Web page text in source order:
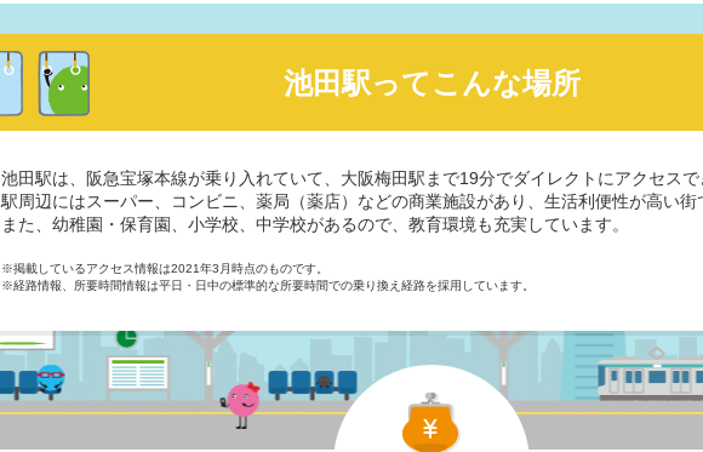
池田駅ってこんな場所
池田駅は、阪急宝塚本線が乗り入れていて、大阪梅田駅まで19分でダイレクトにアクセス
駅周辺にはスーパー、コンビニ、薬局（薬店）などの商業施設があり、生活利便性が高い街
また、幼稚園・保育園、小学校、中学校があるので、教育環境も充実しています。
※掲載しているアクセス情報は2021年3月時点のものです。
※経路情報、所要時間情報は平日・日中の標準的な所要時間での乗り換え経路を採用しています。